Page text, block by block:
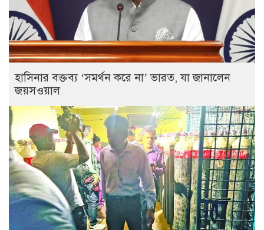
হাসিনার বক্তব্য ‘সমর্থন করে না’ ভারত, যা জানালেন
জয়সওয়াল